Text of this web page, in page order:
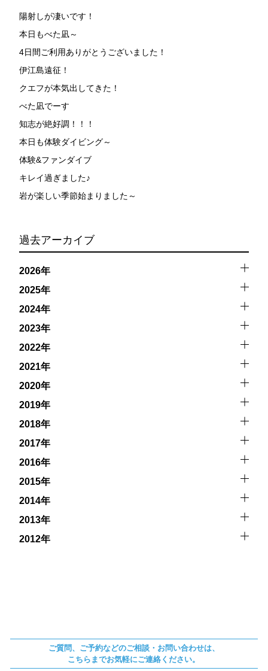
陽射しが凄いです！
本日もべた凪～
4日間ご利用ありがとうございました！
伊江島遠征！
クエフが本気出してきた！
べた凪でーす
知志が絶好調！！！
本日も体験ダイビング～
体験&ファンダイブ
キレイ過ぎました♪
岩が楽しい季節始まりました～
過去アーカイブ
2026年
2025年
2024年
2023年
2022年
2021年
2020年
2019年
2018年
2017年
2016年
2015年
2014年
2013年
2012年
ご質問、ご予約などのご相談・お問い合わせは、
こちらまでお気軽にご連絡ください。
ダイビングの経験が浅い方については、条件付きでのご
ねますので、あらかじめご了承ください。これまでの経
験については当日ご申告いただきますので、ご不安のあ
る方は事前にご相談ください。
7.器材やスーツのレンタル
ルをご希望の方は、事前にお申し出ください。
承諾しました。
危険の告知
ラとの接触によってトラブルが発生する可能性がありま
す。さらに、流れのある海上で、船上からエントリーやエ
す。そして、これらを要因として傷害や損害が発生する場
合があります。またホエールスイムでは、これら以外にも
想定できないトラブルが発生する可能性があります。
参加者はこれらのリスクを理解し、傷害や損害につながっ
た場合、またはその他いかなる理由があっても、当ツアー
開催主催者とガイド、船舶の保有者及び船長に対して損害
賠償を請求しません。
承諾しました。